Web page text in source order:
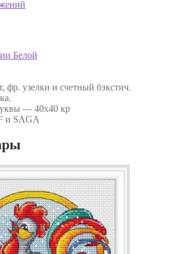
Белой
фр. узелки и счетный бэкстич.
— 40х40 кр
и SAGA